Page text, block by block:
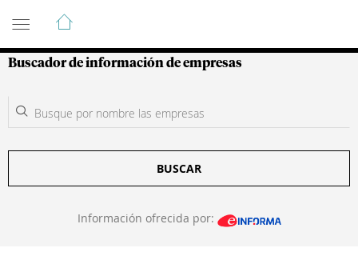
Guía de Empresas Colombianas
Buscador de información de empresas
BUSCAR
Información ofrecida por: